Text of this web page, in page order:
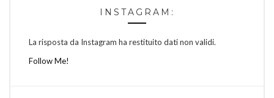
INSTAGRAM:
La risposta da Instagram ha restituito dati non validi.
Follow Me!